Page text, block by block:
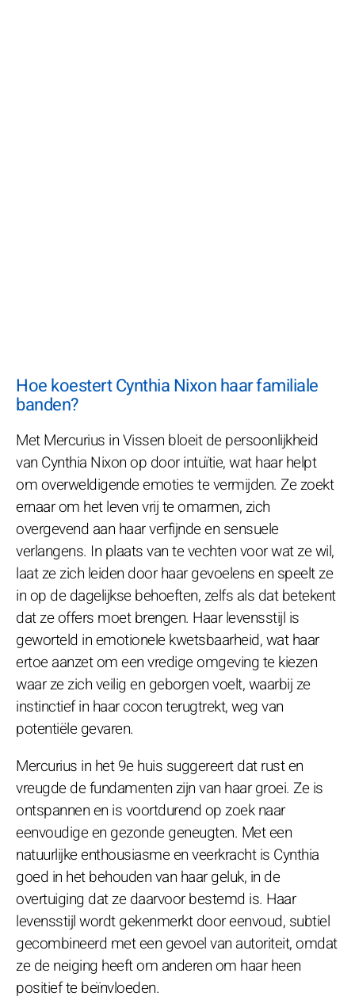
Hoe koestert Cynthia Nixon haar familiale
banden?
Met Mercurius in Vissen bloeit de persoonlijkheid
van Cynthia Nixon op door intuïtie, wat haar helpt
om overweldigende emoties te vermijden. Ze zoekt
ernaar om het leven vrij te omarmen, zich
overgevend aan haar verfijnde en sensuele
verlangens. In plaats van te vechten voor wat ze wil,
laat ze zich leiden door haar gevoelens en speelt ze
in op de dagelijkse behoeften, zelfs als dat betekent
dat ze offers moet brengen. Haar levensstijl is
geworteld in emotionele kwetsbaarheid, wat haar
ertoe aanzet om een vredige omgeving te kiezen
waar ze zich veilig en geborgen voelt, waarbij ze
instinctief in haar cocon terugtrekt, weg van
potentiële gevaren.
Mercurius in het 9e huis suggereert dat rust en
vreugde de fundamenten zijn van haar groei. Ze is
ontspannen en is voortdurend op zoek naar
eenvoudige en gezonde geneugten. Met een
natuurlijke enthousiasme en veerkracht is Cynthia
goed in het behouden van haar geluk, in de
overtuiging dat ze daarvoor bestemd is. Haar
levensstijl wordt gekenmerkt door eenvoud, subtiel
gecombineerd met een gevoel van autoriteit, omdat
ze de neiging heeft om anderen om haar heen
positief te beïnvloeden.